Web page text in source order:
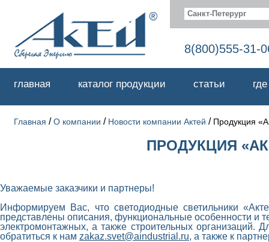
Санкт-Петерург
8(800)555-31-
главная каталог продукции статьи
Главная /О компании / Новости компании Актей / Продукция
ПРОДУКЦИЯ
Уважаемые заказчики и партнеры!
Информируем Вас, что светодиодные светильники
представлены описания, функциональные особенности и
электромонтажных,а также строительныхорганизаций.
обратиться к нам zakaz.svet@aindustrial.ru, а также к